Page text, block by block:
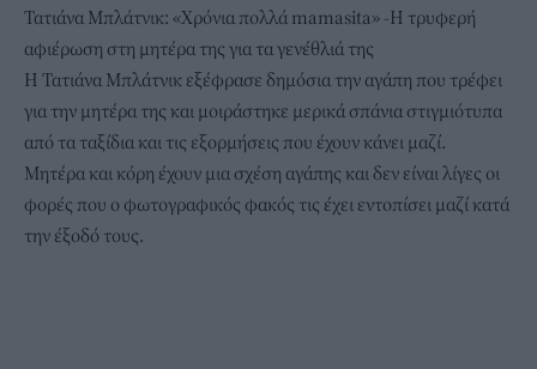
Τατιάνα Μπλάτνικ: «Χρόνια πολλά mamasita» -Η τρυφερή
αφιέρωση στη μητέρα της για τα γενέθλιά της
Η Τατιάνα Μπλάτνικ εξέφρασε δημόσια την αγάπη που τρέφει
για την μητέρα της και μοιράστηκε μερικά σπάνια στιγμιότυπα
από τα ταξίδια και τις εξορμήσεις που έχουν κάνει μαζί.
Μητέρα και κόρη έχουν μια σχέση αγάπης και δεν είναιλίγες οι
φορές που ο φωτογραφικός φακός τις έχει εντοπίσει μαζί κατά
την έξοδό τους.